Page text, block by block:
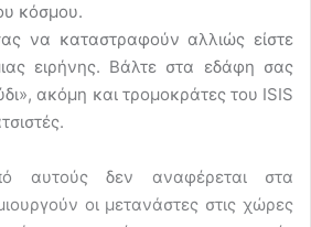
κόσμου.
να καταστραφούν αλλιώς είστε
ειρήνης. Βάλτε στα εδάφη σας
ακόμη και τρομοκράτες του ISIS
αυτούς δεν αναφέρεται στα
οι μετανάστες στις χώρες